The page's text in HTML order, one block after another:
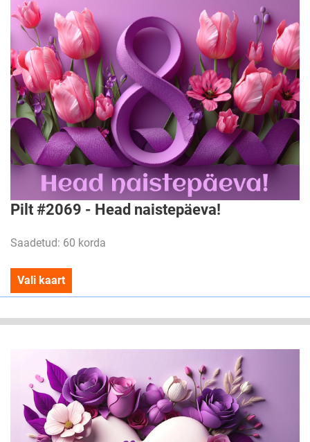
Pilt #2069 - Head naistepäeva!
Saadetud: 60 korda
Vali kaart